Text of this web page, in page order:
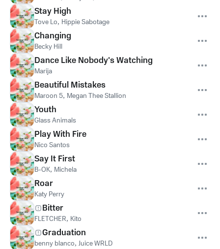
Stay High
Tove Lo, Hippie Sabotage
Changing
Becky Hill
Dance Like Nobody's Watching
Marija
Beautiful Mistakes
Maroon 5, Megan Thee Stallion
Youth
Glass Animals
Play With Fire
Nico Santos
Say It First
B-OK, Michela
Roar
Katy Perry
Bitter
FLETCHER, Kito
Graduation
benny blanco, Juice WRLD